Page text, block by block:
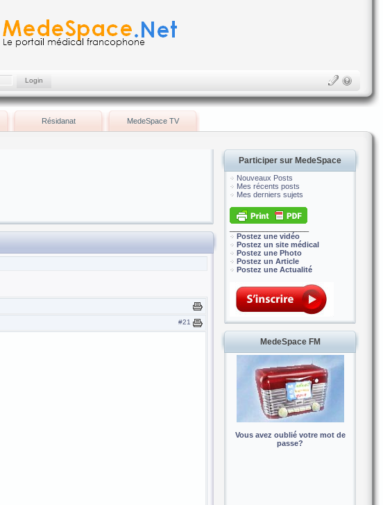
Résidanat MedeSpace TV
#21
Participer sur MedeSpace
Nouveaux Posts
Mes récents posts
Mes derniers sujets
Postez une vidéo
Postez un site médical
Postez une Photo
Postez un Article
Postez une Actualité
MedeSpace FM
Vous avez oublié votre mot de
passe?